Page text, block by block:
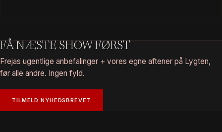
FÅ NÆSTE SHOW FØRST
Frejas ugentlige anbefalinger + vores egne aftener på Lygten,
før alle andre. Ingen fyld.
TILMELD NYHEDSBREVET